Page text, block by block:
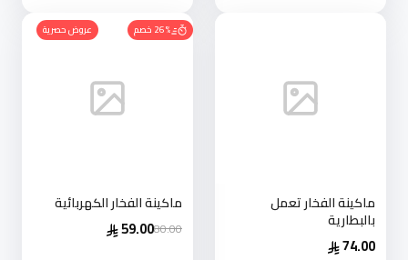
ماكينة الفخار تعمل
بالبطارية
74.00
26% خصم عروض حصرية
ماكينة الفخار الكهربائية
80.00
59.00